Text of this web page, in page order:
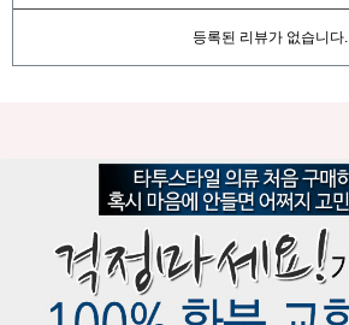
등록된 리뷰가 없습니다.